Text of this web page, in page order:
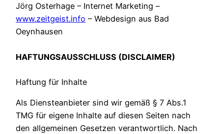
Jörg Osterhage – Internet Marketing –
www.zeitgeist.info – Webdesign aus Bad
Oeynhausen
HAFTUNGSAUSSCHLUSS (DISCLAIMER)
Haftung für Inhalte
Als Diensteanbieter sind wir gemäß § 7 Abs.1
TMG für eigene Inhalte auf diesen Seiten nach
den allgemeinen Gesetzen verantwortlich. Nach